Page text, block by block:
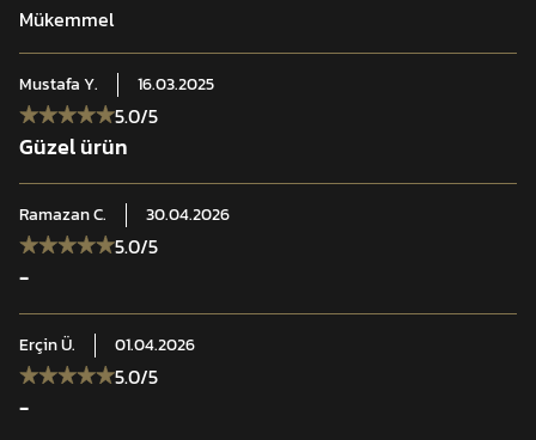
Mükemmel
MustafaY. 16.03.2025
5.0/5
Güzel ürün
RamazanC. 30.04.2026
5.0/5
-
ErçinÜ. 01.04.2026
5.0/5
-